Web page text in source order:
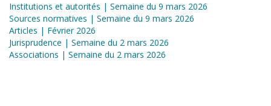
Institutions et autorités | Semaine du 9 mars 2026
Sources normatives | Semaine du 9 mars 2026
Articles | Février 2026
Jurisprudence | Semaine du 2 mars 2026
Associations | Semaine du 2 mars 2026